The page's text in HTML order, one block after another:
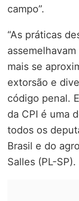
campo”.
“As práticas
mais se
extorsão e
código penal.
da CPI é uma
todos os
Brasil e do
Salles (PL-SP).